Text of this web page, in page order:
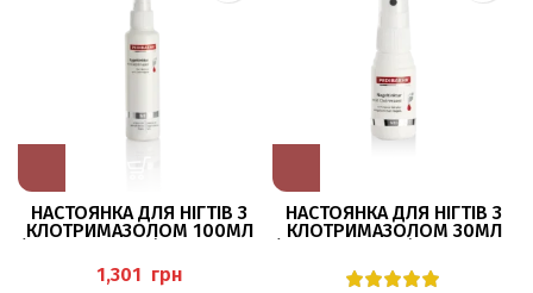
НАСТОЯНКА ДЛЯ НІГТІВ З
КЛОТРИМАЗОЛОМ 100МЛ
грн
НАСТОЯНКА ДЛЯ НІГТІВ З
КЛОТРИМАЗОЛОМ 30МЛ